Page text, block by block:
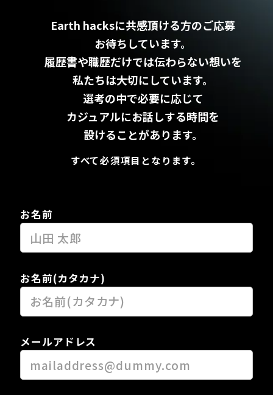
Earth hacksに共感頂ける方のご応募
お待ちしています。
履歴書や職歴だけでは伝わらない想いを
私たちは大切にしています。
選考の中で必要に応じて
カジュアルにお話しする時間を
設けることがあります。
すべて必須項目となります。
お名前
お名前(カタカナ)
メールアドレス